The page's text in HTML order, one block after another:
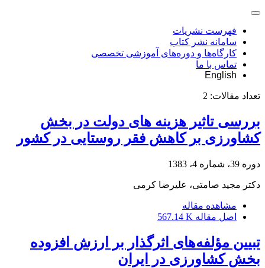
فهرست نشریات
سامانه نشر کتاب
کارگاه‌ها و دوره‌های آموزشی تخصصی
تماس با ما
English
تعداد مقالات: 2
بررسی تاثیر هزینه های دولت در بخش
کشاورزی بر کاهش فقر روستایی در کشور
دوره 39، شماره 4، 1383
دکتر مجید صامتى، علیرضا کرمى
مشاهده مقاله
اصل مقاله 567.14 K
تبیین مؤلفه‌های اثرگذار بر ارزش افزوده
بخش کشاورزی در ایران